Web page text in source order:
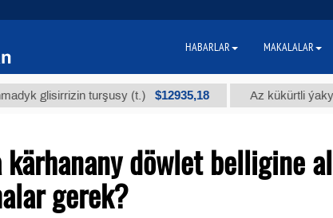
turşusy (t.) $12935,18 Az kükürtli ýakyş
döwlet belligine
gerek?
HABARLAR MAKALALAR